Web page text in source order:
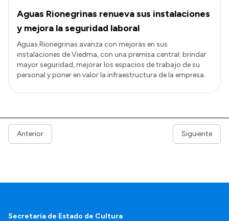
Aguas Rionegrinas renueva sus instalaciones
y mejora la seguridad laboral
Aguas Rionegrinas avanza con mejoras en sus
instalaciones de Viedma, con una premisa central: brindar
mayor seguridad, mejorar los espacios de trabajo de su
personal y poner en valor la infraestructura de la empresa.
Anterior Siguiente
Secretaría de Estado de Cultura